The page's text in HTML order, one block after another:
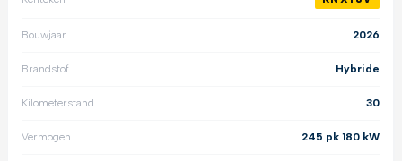
Bouwjaar 2026
Brandstof Hybride
Kilometerstand 30
Vermogen 245 pk 180 kW